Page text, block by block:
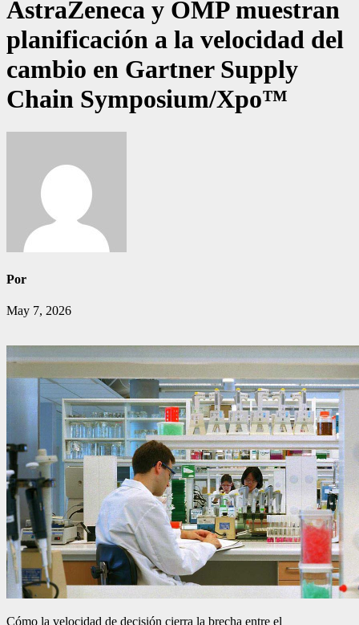
AstraZeneca y OMP muestran
planificación a la velocidad del
cambio en Gartner Supply
Chain Symposium/Xpo™
Por
May 7, 2026
Cómo la velocidad de decisión cierra la brecha entre el